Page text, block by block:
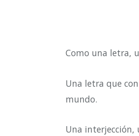
Como una letra,
Una letra que
mundo.
Una interjección,